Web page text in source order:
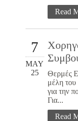
Read
7
MAY
25
Θερμές
μέλη
για την
Για...
Read